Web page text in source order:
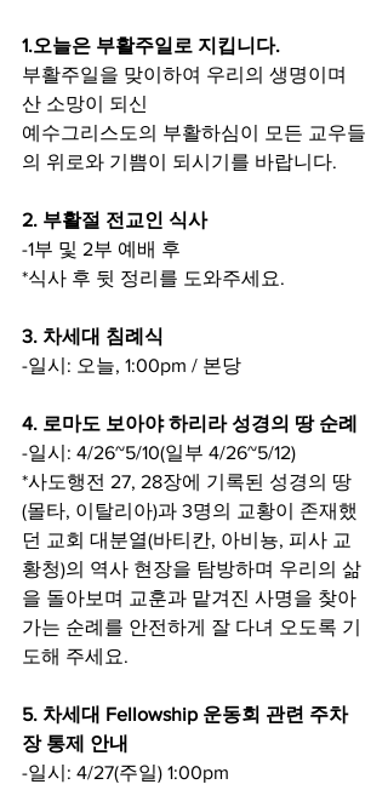
1.오늘은 부활주일로 지킵니다.
부활주일을 맞이하여 우리의 생명이며
산 소망이 되신
예수그리스도의 부활하심이 모든 교우들
의 위로와 기쁨이 되시기를 바랍니다.
2. 부활절 전교인 식사
-1부 및 2부 예배 후
*식사 후 뒷 정리를 도와주세요.
3. 차세대 침례식
-일시: 오늘, 1:00pm / 본당
4. 로마도 보아야 하리라 성경의 땅 순례
-일시: 4/26~5/10(일부 4/26~5/12)
*사도행전 27, 28장에 기록된 성경의 땅
(몰타, 이탈리아)과 3명의 교황이 존재했
던 교회 대분열(바티칸, 아비뇽, 피사 교
황청)의 역사 현장을 탐방하며 우리의 삶
을 돌아보며 교훈과 맡겨진 사명을 찾아
가는 순례를 안전하게 잘 다녀 오도록 기
도해 주세요.
5. 차세대 Fellowship 운동회 관련 주차
장 통제 안내
-일시: 4/27(주일) 1:00pm